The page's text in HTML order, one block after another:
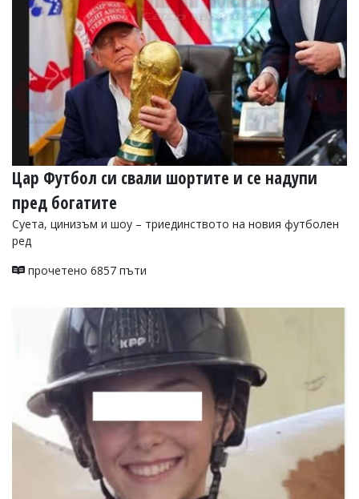
Цар Футбол си свали шортите и се надупи
пред богатите
Суета, цинизъм и шоу – триединството на новия футболен
ред
прочетено 6857 пъти